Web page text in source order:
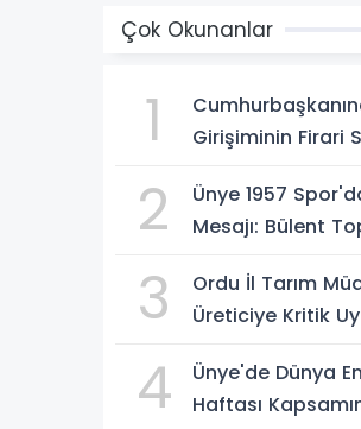
Çok Okunanlar
1
Girişiminin Firari
2
Ünye 1957
Mesajı: Bülent
3
Ordu İl Tarım
Üreticiye Kritik
4
Ünye'de Dünya
Haftası